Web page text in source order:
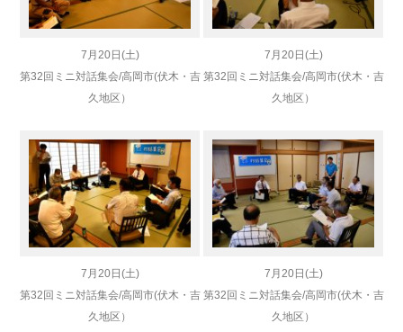
7月20日(土)
第32回ミニ対話集会/高岡市(伏木・吉
久地区）
7月20日(土)
第32回ミニ対話集会/高岡市(伏木・吉
久地区）
7月20日(土)
第32回ミニ対話集会/高岡市(伏木・吉
久地区）
7月20日(土)
第32回ミニ対話集会/高岡市(伏木・吉
久地区）